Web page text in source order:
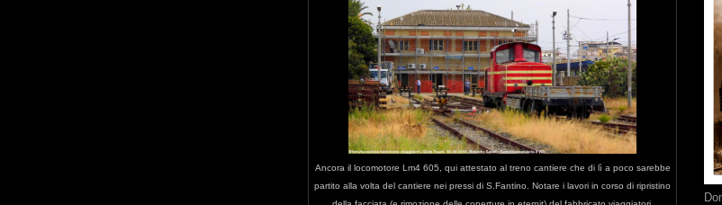
Ancora il locomotore Lm4 605, qui attestato al treno cantiere che di lì a poco sarebbe
partito alla volta del cantiere nei pressi di S.Fantino. Notare i lavori in corso di ripristino